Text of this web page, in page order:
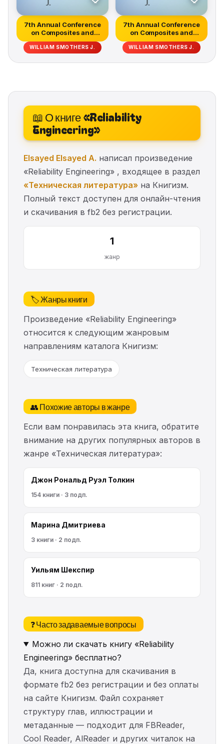
7th Annual Conference
on Composites and
Advanced C...
WILLIAM SMOTHERS J.
7th Annual Conference
on Composites and
Advanced C...
WILLIAM SMOTHERS J.
📖 О книге «Reliability
Engineering»
Elsayed Elsayed A. написал произведение
«Reliability Engineering» , входящее в раздел
«Техническая литература» на Книгизм.
Полный текст доступен для онлайн-чтения
и скачивания в fb2 без регистрации.
1
жанр
🏷️ Жанры книги
Произведение «Reliability Engineering»
относится к следующим жанровым
направлениям каталога Книгизм:
Техническая литература
👥 Похожие авторы в жанре
Если вам понравилась эта книга, обратите
внимание на других популярных авторов в
жанре «Техническая литература»:
Джон Рональд Руэл Толкин
154 книги · 3 подп.
Марина Дмитриева
3 книги · 2 подп.
Уильям Шекспир
811 книг · 2 подп.
❓ Часто задаваемые вопросы
Можно ли скачать книгу «Reliability
Engineering» бесплатно?
Да, книга доступна для скачивания в
формате fb2 без регистрации и без оплаты
на сайте Книгизм. Файл сохраняет
структуру глав, иллюстрации и
метаданные — подходит для FBReader,
Cool Reader, AlReader и других читалок на